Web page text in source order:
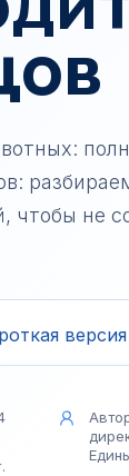
чтобы не
версия